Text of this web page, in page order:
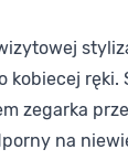
na